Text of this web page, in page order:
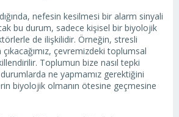
nefesin kesilmesi bir alarm sinyali
bu durum, sadece kişisel bir biyolojik
de ilişkilidir. Örneğin, stresli
çevremizdeki toplumsal
Toplumun bize nasıl tepki
ne yapmamız gerektiğini
biyolojik olmanın ötesine geçmesine